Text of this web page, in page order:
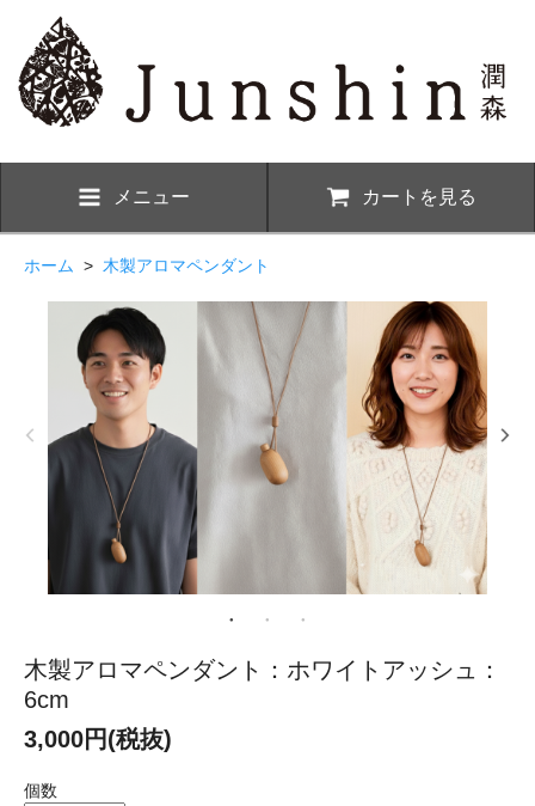
メニュー カートを見る
ホーム > 木製アロマペンダント
木製アロマペンダント：ホワイトアッシュ：
6cm
3,000円(税抜)
個数